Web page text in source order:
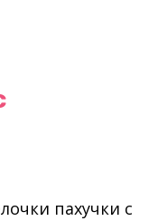
пахучки с